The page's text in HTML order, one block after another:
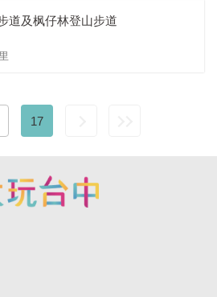
道及枫仔林登山步道
17